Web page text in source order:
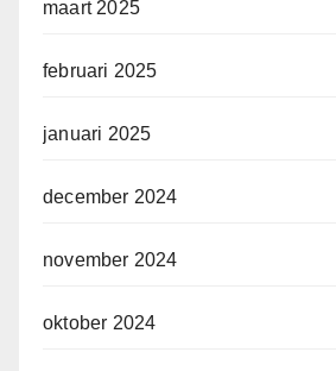
maart 2025
februari 2025
januari 2025
december 2024
november 2024
oktober 2024